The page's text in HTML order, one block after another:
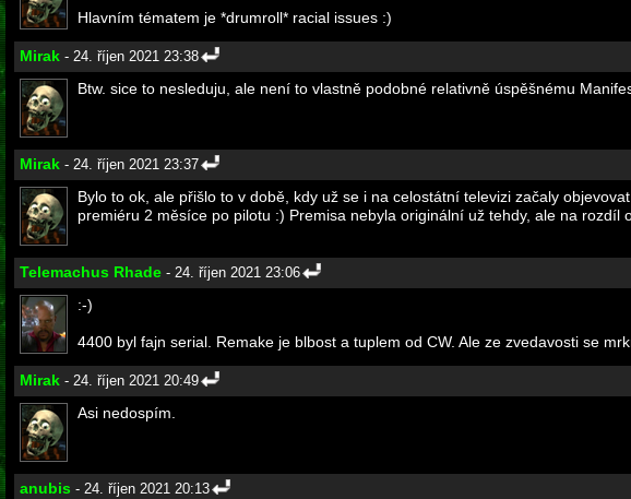
Hlavním tématem je *drumroll* racial issues :)
Mirak - 24. říjen 2021 23:38
Btw. sice to nesleduju, ale není to vlastně podobné relativně úspěšnému
Mirak - 24. říjen 2021 23:37
Bylo to ok, ale přišlo to v době, kdy už se i na celostátní televizi začaly
premiéru 2 měsíce po pilotu :) Premisa nebyla originální už tehdy, ale na
Telemachus Rhade - 24. říjen 2021 23:06
:-)
4400 byl fajn serial. Remake je blbost a tuplem od CW. Ale ze zvedavosti se
Mirak - 24. říjen 2021 20:49
Asi nedospím.
anubis - 24. říjen 2021 20:13